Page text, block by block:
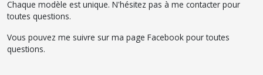
Chaque modèle est unique. N'hésitez pas à me contacter pour
toutes questions.
Vous pouvez me suivre sur ma page Facebook pour toutes
questions.